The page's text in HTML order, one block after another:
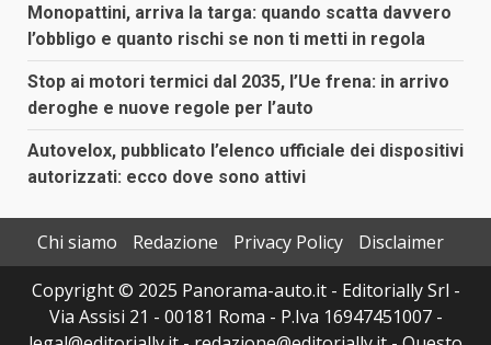
Monopattini, arriva la targa: quando scatta davvero
l’obbligo e quanto rischi se non ti metti in regola
Stop ai motori termici dal 2035, l’Ue frena: in arrivo
deroghe e nuove regole per l’auto
Autovelox, pubblicato l’elenco ufficiale dei dispositivi
autorizzati: ecco dove sono attivi
Chi siamo Redazione Privacy Policy
Disclaimer
Copyright © 2025 Panorama-auto.it - Editorially Srl -
Via Assisi 21 - 00181 Roma - P.Iva 16947451007 -